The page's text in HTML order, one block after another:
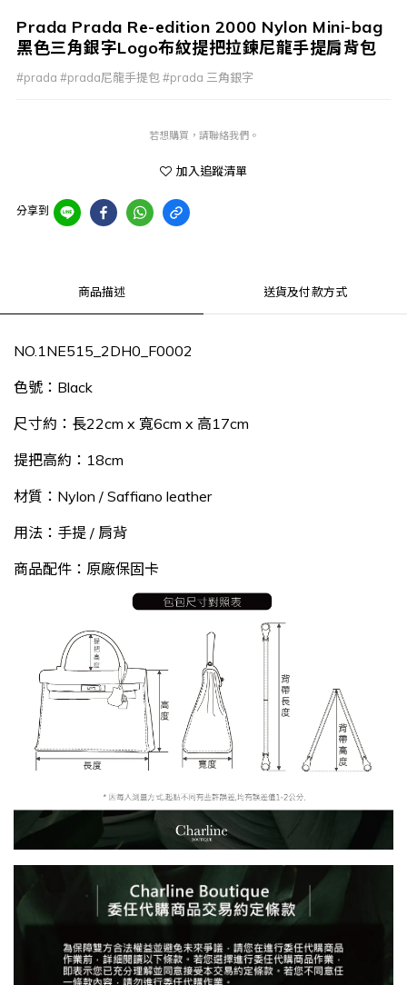
Prada Prada Re-edition 2000 Nylon Mini-bag
黑色三角銀字Logo布紋提把拉鍊尼龍手提肩背包
#prada #prada尼龍手提包 #prada 三角銀字
若想購買，請聯絡我們。
加入追蹤清單
分享到
商品描述 送貨及付款方式
NO.1NE515_2DH0_F0002
色號：Black
尺寸約：長22cm x 寬6cm x 高17cm
提把高約：18cm
材質：Nylon / Saffiano leather
用法：手提 / 肩背
商品配件：原廠保固卡